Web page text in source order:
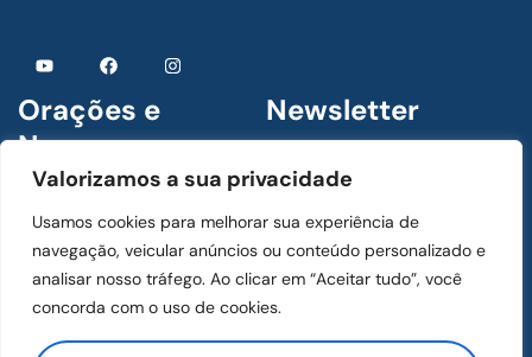
Valorizamos a sua privacidade
Usamos cookies para melhorar sua experiência de
navegação, veicular anúncios ou conteúdo personalizado e
analisar nosso tráfego. Ao clicar em “Aceitar tudo”, você
concorda com o uso de cookies.
Orações e
Novenas
1 De Julho De 2024
Menino Jesus de Praga
Newsletter
Assine para receber
novidades